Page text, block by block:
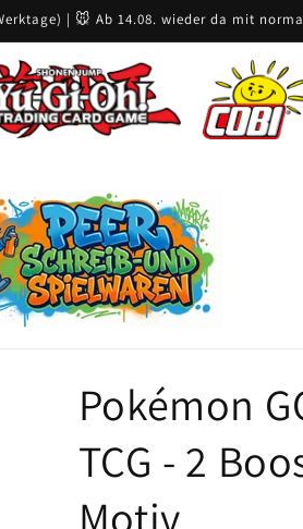
| 🐭 Ab 14.08. wieder da mit
Pokémon
TCG - 2
Motiv